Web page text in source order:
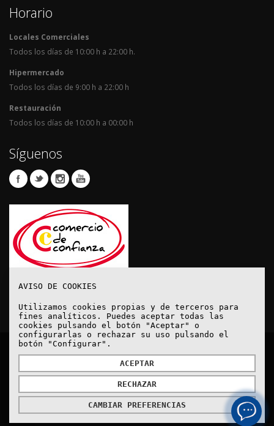
Horario
Locales Comerciales
Todos los días de 10:00 h a 22:00 h.
Hipermercado
Todos los días de 9:00 h a 22:00 h
Restauración
Todos los días de 10:00 h a 00:00 h
Síguenos
© Copyright 2020. Todos los derechos reservados.
Aviso Legal Política de protección de datos
Política de Cookies
Powered byMYFOCUS
AVISO DE COOKIES
Utilizamos cookies propias y de terceros para
fines analíticos. Puedes aceptar todas las
cookies pulsando el botón "Aceptar" o
configurarlas o rechazar su uso pulsando el
botón "Configurar".
ACEPTAR
RECHAZAR
CAMBIAR PREFERENCIAS